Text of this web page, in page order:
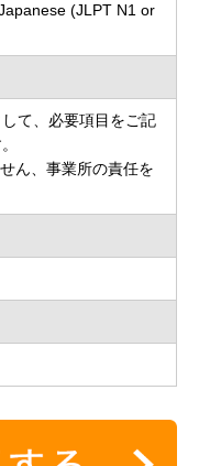
(JLPT N1 or
て、必要項目をご記
ん、事業所の責任を